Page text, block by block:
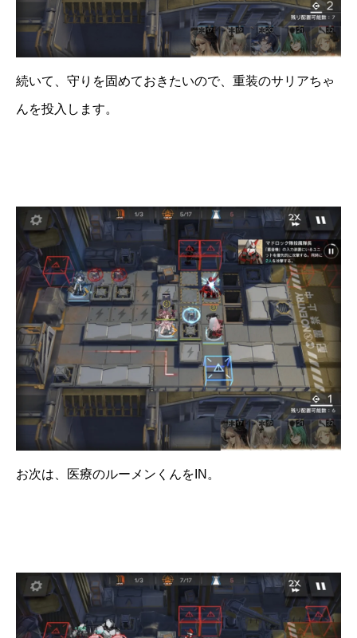
続いて、守りを固めておきたいので、重装のサリアちゃ
んを投入します。
お次は、医療のルーメンくんをIN。